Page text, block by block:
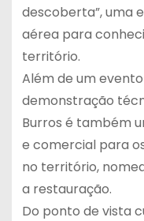
descoberta”, uma
aérea para
território.
Além de um
demonstração
Burros é também
e comercial para
no território,
a restauração.
Do ponto de vista